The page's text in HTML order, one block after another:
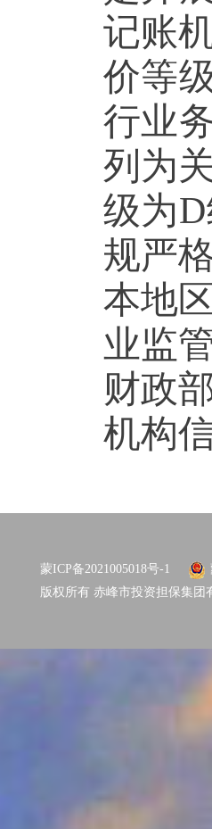
记账
价等
行业
列为
级为
规严
本地
业监
财政
机构
蒙ICP备2021005018号-1
版权所有 赤峰市投资担保集